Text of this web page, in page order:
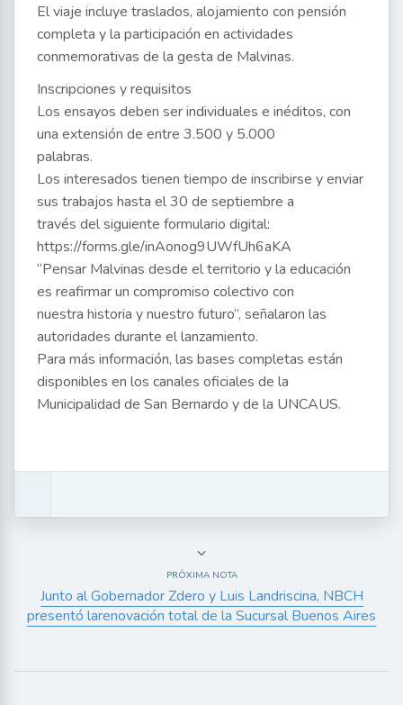
El viaje incluye traslados, alojamiento con pensión
completa y la participación en actividades
conmemorativas de la gesta de Malvinas.
Inscripciones y requisitos
Los ensayos deben ser individuales e inéditos, con
una extensión de entre 3.500 y 5.000
palabras.
Los interesados tienen tiempo de inscribirse y enviar
sus trabajos hasta el 30 de septiembre a
través del siguiente formulario digital:
https://forms.gle/inAonog9UWfUh6aKA
“Pensar Malvinas desde el territorio y la educación
es reafirmar un compromiso colectivo con
nuestra historia y nuestro futuro”, señalaron las
autoridades durante el lanzamiento.
Para más información, las bases completas están
disponibles en los canales oficiales de la
Municipalidad de San Bernardo y de la UNCAUS.
PRÓXIMA NOTA
Junto al Gobernador Zdero y Luis Landriscina, NBCH
presentó larenovación total de la Sucursal Buenos Aires